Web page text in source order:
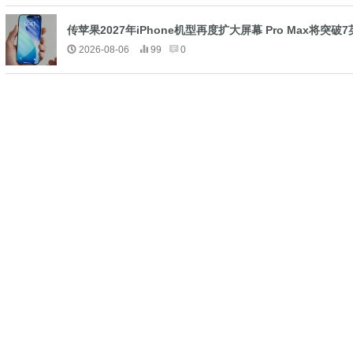
传苹果2027年iPhone机型再度扩大屏幕 Pro Max将突破7
2026-08-06 99 0